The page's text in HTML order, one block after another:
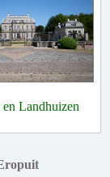
en Landhuizen